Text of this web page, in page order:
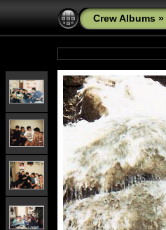
Crew Albums »